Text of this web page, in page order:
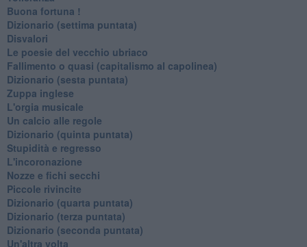
Buona fortuna !
​Dizionario (settima puntata)
Disvalori
Le poesie del vecchio ubriaco
Fallimento o quasi (capitalismo al capolinea)
Dizionario (sesta puntata)
Zuppa inglese
L'orgia musicale
Un calcio alle regole
Dizionario (quinta puntata)
Stupidità e regresso
L'incoronazione
Nozze e fichi secchi
Piccole rivincite
​Dizionario (quarta puntata)
​Dizionario (terza puntata)
​Dizionario (seconda puntata)
Un'altra volta